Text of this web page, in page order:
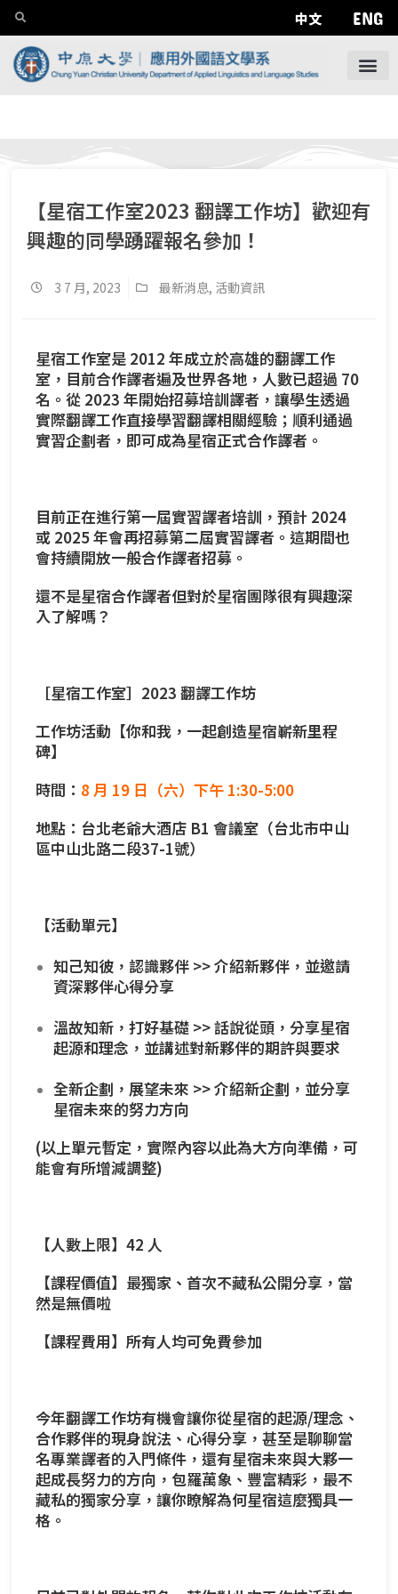
中文 ENG
【星宿工作室2023 翻譯工作坊】歡迎有
興趣的同學踴躍報名參加！
3 7 月, 2023 最新消息, 活動資訊
星宿工作室是 2012 年成立於高雄的翻譯工作
室，目前合作譯者遍及世界各地，人數已超過 70
名。從 2023 年開始招募培訓譯者，讓學生透過
實際翻譯工作直接學習翻譯相關經驗；順利通過
實習企劃者，即可成為星宿正式合作譯者。
目前正在進行第一屆實習譯者培訓，預計 2024
或 2025 年會再招募第二屆實習譯者。這期間也
會持續開放一般合作譯者招募。
還不是星宿合作譯者但對於星宿團隊很有興趣深
入了解嗎？
［星宿工作室］2023 翻譯工作坊
工作坊活動【你和我，一起創造星宿嶄新里程
碑】
時間： 8 月 19 日（六）下午 1:30-5:00
地點：台北老爺大酒店 B1 會議室（台北市中山
區中山北路二段37-1號）
【活動單元】
知己知彼，認識夥伴 >> 介紹新夥伴，並邀請
資深夥伴心得分享
溫故知新，打好基礎 >> 話說從頭，分享星宿
起源和理念，並講述對新夥伴的期許與要求
全新企劃，展望未來 >> 介紹新企劃，並分享
星宿未來的努力方向
(以上單元暫定，實際內容以此為大方向準備，可
能會有所增減調整)
【人數上限】42 人
【課程價值】最獨家、首次不藏私公開分享，當
然是無價啦
【課程費用】所有人均可免費參加
今年翻譯工作坊有機會讓你從星宿的起源/理念、
合作夥伴的現身說法、心得分享，甚至是聊聊當
名專業譯者的入門條件，還有星宿未來與大夥一
起成長努力的方向，包羅萬象、豐富精彩，最不
藏私的獨家分享，讓你瞭解為何星宿這麼獨具一
格。